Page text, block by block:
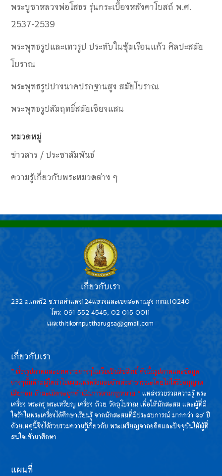
พระบูชาหลวงพ่อโสธร รุ่นกระเบื้องหลังคาโบสถ์ พ.ศ.
2537-2539
พระพุทธรูปและเทวรูป ประทับในซุ้มเรือนแก้ว ศิลปะสมัย
โบราณ
พระพุทธรูปปางนาคปรกฐานสูง สมัยโบราณ
พระพุทธรูปสัมฤทธิ์สมัยเชียงแสน
หมวดหมู่
ข่าวสาร / ประชาสัมพันธ์
ความรู้เกี่ยวกับพระหมวดต่าง ๆ
เกี่ยวกับเรา
232 ม.เกศรี2 ซ.รามคำแหง124แขวงและเขตสะพานสูง กทม.10240
โทร: 091 552 4545, 02 015 0011
เมล:thitikornputtharugsa@gmail.com
เกี่ยวกับเรา
* เรื่องรูปภาพและบทความต่างๆในเว็บเป็นลิขสิทธิ์ ดังนั้นรูปภาพและข้อมูล
ต่างๆนั้นห้ามผู้ใดนำไปเผยแพร่หรือแอบอ้างต่อสาธารณะโดยไม่ได้รับอนุญาต
เสียก่อน ถ้าละเมิดจะถูกดำเนินการตามกฏหมาย * แหล่งรวบรวมความรู้ พระ
เครื่อง พระกรุ พระเหรียญ เครื่อง ถ้วย วัตถุโบราณ เพื่อให้นักสะสม และผู้ที่มี
ใจรักในพระเครื่องได้ศึกษาเรียนรู้ จากนักสะสมที่มีประสบการณ์ มากกว่า ๑๙ ปี
ด้วยเหตุนี้จึงได้รวบรวมความรู้เกี่ยวกับ พระเหรียญจากอดีตและปัจจุบันให้ผู้ที่
สนใจเข้ามาศึกษา
แผนที่